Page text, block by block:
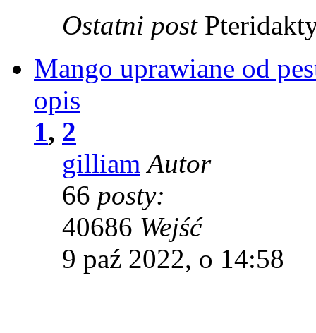
Ostatni post
Mango uprawiane od
opis
1, 2
gilliam Autor
66 posty:
40686 Wejść
9 paź 2022, o 14:58